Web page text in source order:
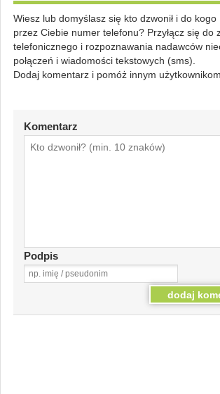
Wiesz lub domyślasz się kto dzwonił i do
przez Ciebie numer telefonu? Przyłącz się do
telefonicznego i rozpoznawania nadawców
połączeń i wiadomości tekstowych (sms).
Dodaj komentarz i pomóż innym
Komentarz
Podpis